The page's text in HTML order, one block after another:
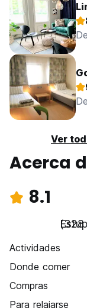
Ver
Acerca
8.1
(328
Actividades
Donde comer
Compras
Para relajarse